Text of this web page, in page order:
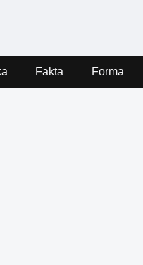
Fakta Forma